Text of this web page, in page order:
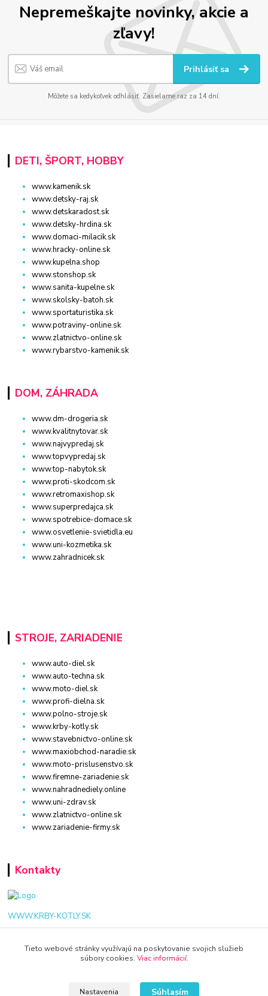
Nepremeškajte novinky, akcie a
zľavy!
Prihlásiť sa
Môžete sa kedykoľvek odhlásiť. Zasielame raz za 14 dní.
DETI, ŠPORT, HOBBY
www.kamenik.sk
www.detsky-raj.sk
www.detskaradost.sk
www.detsky-hrdina.sk
www.domaci-milacik.sk
www.hracky-online.sk
www.kupelna.shop
www.stonshop.sk
www.sanita-kupelne.sk
www.skolsky-batoh.sk
www.sportaturistika.sk
www.potraviny-online.sk
www.zlatnictvo-online.sk
www.rybarstvo-kamenik.sk
DOM, ZÁHRADA
www.dm-drogeria.sk
www.kvalitnytovar.sk
www.najvypredaj.sk
www.topvypredaj.sk
www.top-nabytok.sk
www.proti-skodcom.sk
www.retromaxishop.sk
www.superpredajca.sk
www.spotrebice-domace.sk
www.osvetlenie-svietidla.eu
www.uni-kozmetika.sk
www.zahradnicek.sk
STROJE, ZARIADENIE
www.auto-diel.sk
www.auto-techna.sk
www.moto-diel.sk
www.profi-dielna.sk
www.polno-stroje.sk
www.krby-kotly.sk
www.stavebnictvo-online.sk
www.maxiobchod-naradie.sk
www.moto-prislusenstvo.sk
www.firemne-zariadenie.sk
www.nahradnediely.online
www.uni-zdrav.sk
www.zlatnictvo-online.sk
www.zariadenie-firmy.sk
Kontakty
WWW.KRBY-KOTLY.SK
Tieto webové stránky využívajú na poskytovanie svojich služieb
súbory cookies. Viac informácií.
Nastavenia Súhlasím